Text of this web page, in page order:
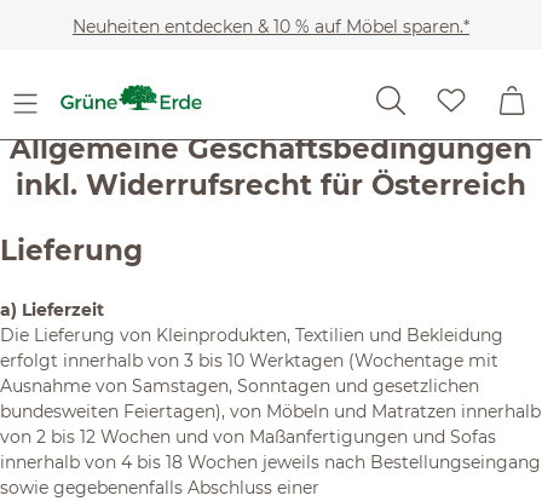
Zum Hauptinhalt springen
Neuheiten entdecken & 10 % auf Möbel sparen.*
Allgemeine Geschäftsbedingungen
inkl. Widerrufsrecht für Österreich
Lieferung
a) Lieferzeit
Die Lieferung von Kleinprodukten, Textilien und Bekleidung
erfolgt innerhalb von 3 bis 10 Werktagen (Wochentage mit
Ausnahme von Samstagen, Sonntagen und gesetzlichen
bundesweiten Feiertagen), von Möbeln und Matratzen innerhalb
von 2 bis 12 Wochen und von Maßanfertigungen und Sofas
innerhalb von 4 bis 18 Wochen jeweils nach Bestellungseingang
sowie gegebenenfalls Abschluss einer